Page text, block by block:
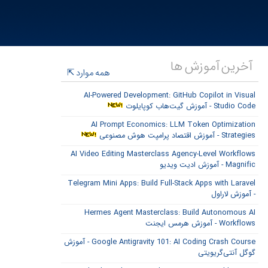
آخرین آموزش ها همه موارد
AI-Powered Development: GitHub Copilot in Visual
Studio Code - آموزش گیت‌هاب کوپایلوت
AI Prompt Economics: LLM Token Optimization
Strategies - آموزش اقتصاد پرامپت هوش مصنوعی
AI Video Editing Masterclass Agency-Level Workflows
Magnific - آموزش ادیت ویدیو
Telegram Mini Apps: Build Full-Stack Apps with Laravel
- آموزش لاراول
Hermes Agent Masterclass: Build Autonomous AI
Workflows - آموزش هرمس ایجنت
Google Antigravity 101: AI Coding Crash Course - آموزش
گوگل آنتی‌گریویتی